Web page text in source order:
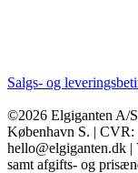
Salgs- og
©2026 Elgiganten A/
København S. | CVR:
hello@elgiganten.dk
samt afgifts- og